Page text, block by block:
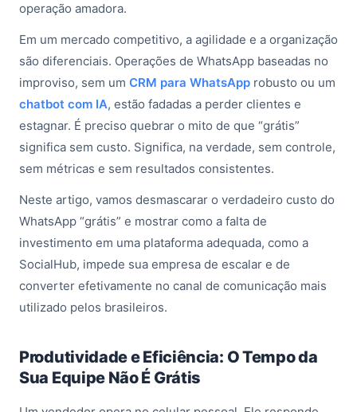
operação amadora.
Em um mercado competitivo, a agilidade e a organização
são diferenciais. Operações de WhatsApp baseadas no
improviso, sem um CRM para WhatsApp robusto ou um
chatbot com IA, estão fadadas a perder clientes e
estagnar. É preciso quebrar o mito de que “grátis”
significa sem custo. Significa, na verdade, sem controle,
sem métricas e sem resultados consistentes.
Neste artigo, vamos desmascarar o verdadeiro custo do
WhatsApp “grátis” e mostrar como a falta de
investimento em uma plataforma adequada, como a
SocialHub, impede sua empresa de escalar e de
converter efetivamente no canal de comunicação mais
utilizado pelos brasileiros.
Produtividade e Eficiência: O Tempo da
Sua Equipe Não É Grátis